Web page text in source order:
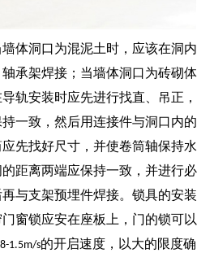
墙体洞口为混泥土时，应该在洞内
承架焊接；当墙体洞口为砖砌体
轨安装时应先进行找直、吊正，
一致，然后用连接件与洞口内的
先找好尺寸，并使卷筒轴保持水
距离两端应保持一致，并进行必
与支架预埋件焊接。锁具的安装
窗锁应安在座板上，门的锁可以
1.5m/s的开启速度，以大的限度确